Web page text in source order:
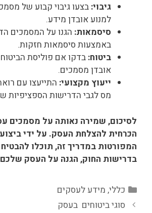
גיבוי: בצעו גיבוי קבוע של
למנוע אובדן מידע.
סיסמאות: הגנו על המסמכים
באמצעות סיסמאות חזקות.
ביטוח: בדקו אם פוליסת
אובדן מסמכים.
ייעוץ מקצועי: התייעצו עם
מס לגבי הדרישות
לסיכום, שמירה נאותה על מסמכים
הכרחית להצלחת העסק. על ידי
המפורטות במדריך זה, תוכלו
בדרישות החוק, הגנה על העסק
קטגוריות
כללי, מידע לעסקים
סוגי ביטוחים בעסק